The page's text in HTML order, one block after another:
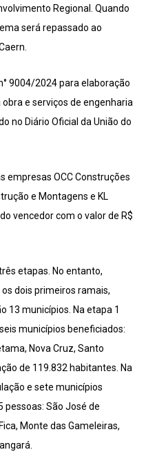
Regional. Quando
será repassado ao
9004/2024 para elaboração
e serviços de engenharia
no Diário Oficial da União do
empresas OCC Construções
e Montagens e KL
vencedor com o valor de R$
etapas. No entanto,
dois primeiros ramais,
13 municípios. Na etapa 1
municípios beneficiados:
Nova Cruz, Santo
de 119.832 habitantes. Na
e sete municípios
pessoas: São José de
Monte das Gameleiras,